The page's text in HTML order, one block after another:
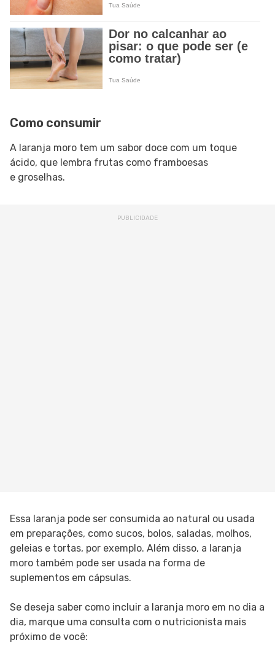
Como consumir
A laranja moro tem um sabor doce com um toque
ácido, que lembra frutas como framboesas
e groselhas.
Essa laranja pode ser consumida ao natural ou usada
em preparações, como sucos, bolos, saladas, molhos,
geleias e tortas, por exemplo. Além disso, a laranja
moro também pode ser usada na forma de
suplementos em cápsulas.
Se deseja saber como incluir a laranja moro em no dia a
dia, marque uma consulta com o nutricionista mais
próximo de você: